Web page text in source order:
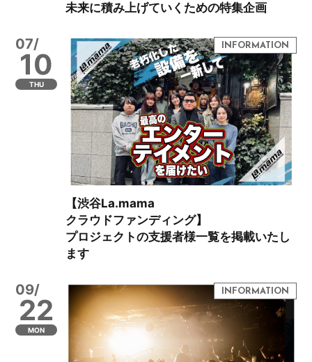
未来に積み上げていくための特集企画
07/
10
THU
【渋谷La.mama
クラウドファンディング】
プロジェクトの支援者様一覧を掲載いたし
ます
09/
22
MON